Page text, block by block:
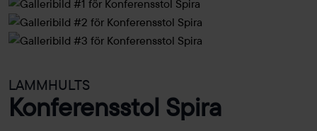
LAMMHULTS
Konferensstol Spira